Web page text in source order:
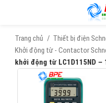
Trang chủ
Thiết bị điện
Khởi động từ - Contactor
khởi động từ LC1D115ND –